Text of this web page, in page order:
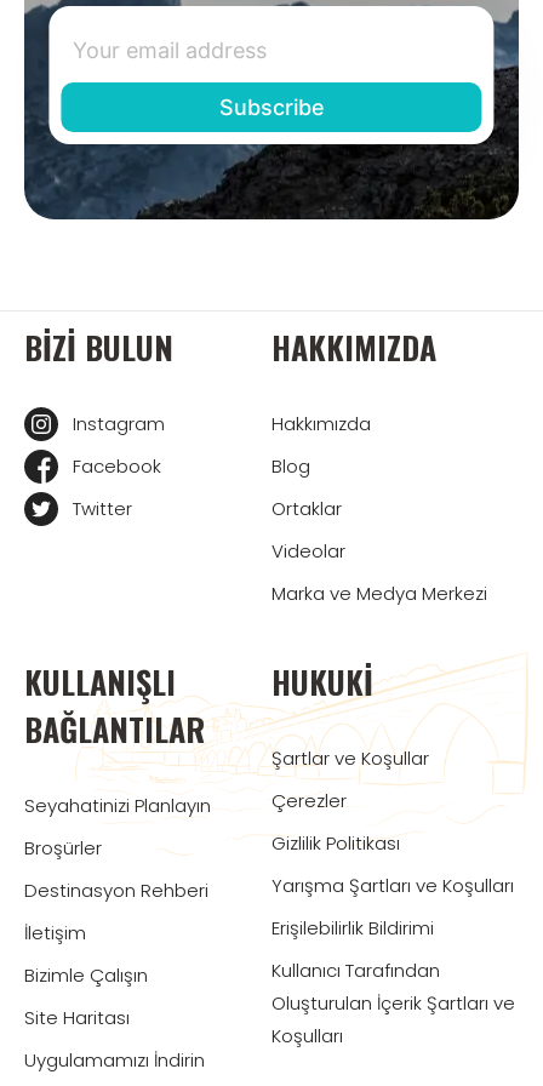
BIZI BULUN
Instagram
Facebook
Twitter
HAKKIMIZDA
Hakkımızda
Blog
Ortaklar
Videolar
Marka ve Medya Merkezi
KULLANIŞLI
BAĞLANTILAR
Seyahatinizi Planlayın
Broşürler
Destinasyon Rehberi
İletişim
Bizimle Çalışın
Site Haritası
Uygulamamızı İndirin
HUKUKI
Şartlar ve Koşullar
Çerezler
Gizlilik Politikası
Yarışma Şartları ve Koşulları
Erişilebilirlik Bildirimi
Kullanıcı Tarafından
Oluşturulan İçerik Şartları ve
Koşulları